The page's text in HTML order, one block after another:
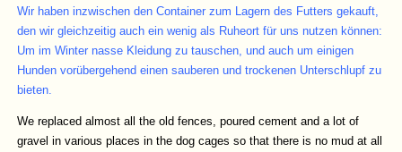
Wir haben inzwischen den Container zum Lagern des Futters gekauft,
den wir gleichzeitig auch ein wenig als Ruheort für uns nutzen können:
Um im Winter nasse Kleidung zu tauschen, und auch um einigen
Hunden vorübergehend einen sauberen und trockenen Unterschlupf zu
bieten.
We replaced almost all the old fences, poured cement and a lot of
gravel in various places in the dog cages so that there is no mud at all